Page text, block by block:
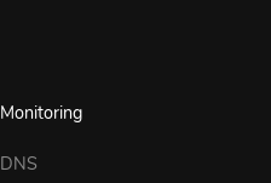
Monitoring
DNS